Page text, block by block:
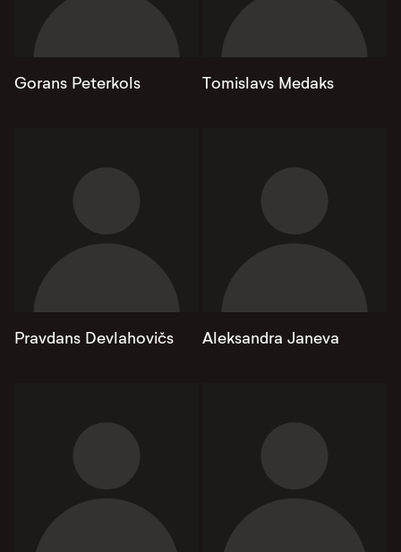
Gorans Peterkols Tomislavs Medaks
Pravdans Devlahovičs Aleksandra Janeva